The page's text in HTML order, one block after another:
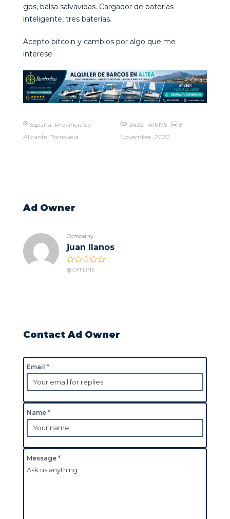
gps, balsa salvavidas. Cargador de baterías
inteligente, tres baterías.
Acepto bitcoin y cambios por algo que me
interese.
España, Provincia de
Alicante, Torrevieja
2432 #16175
8
November, 2022
Ad Owner
Company
juan llanos
OFFLINE
Contact Ad Owner
Email *
Name *
Message *